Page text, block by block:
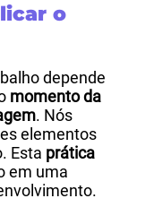
o
depende
momento da
. Nós
elementos
Esta prática
em uma